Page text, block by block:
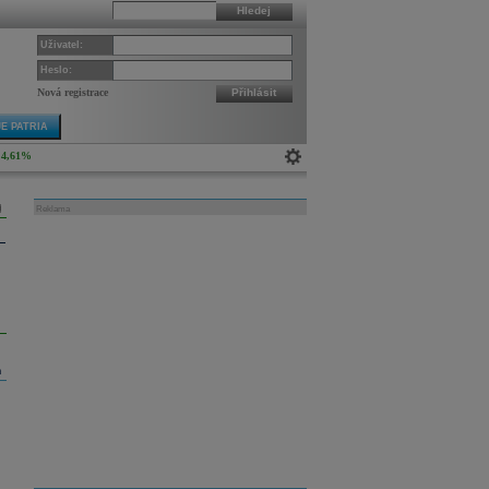
Hledej
Uživatel:
Heslo:
Nová registrace Přihlásit
PATRIA
4,61%
Reklama